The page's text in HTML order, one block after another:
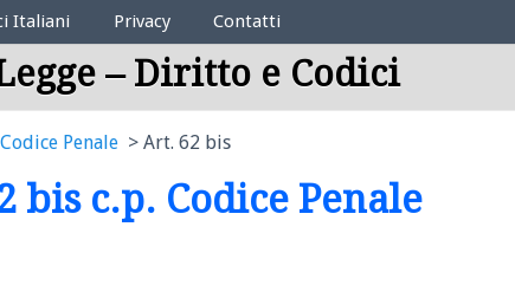
Legali
Italiani Privacy Contatti
– Diritto e Codici
Penale Art. 62 bis
bis c.p. Codice Penale